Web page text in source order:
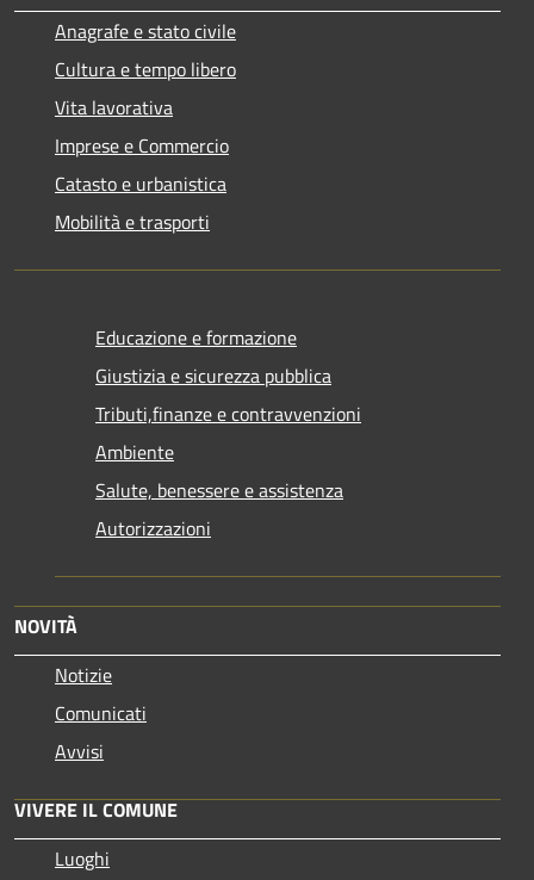
Anagrafe e stato civile
Cultura e tempo libero
Vita lavorativa
Imprese e Commercio
Catasto e urbanistica
Mobilità e trasporti
Educazione e formazione
Giustizia e sicurezza pubblica
Tributi,finanze e contravvenzioni
Ambiente
Salute, benessere e assistenza
Autorizzazioni
NOVITÀ
Notizie
Comunicati
Avvisi
VIVERE IL COMUNE
Luoghi